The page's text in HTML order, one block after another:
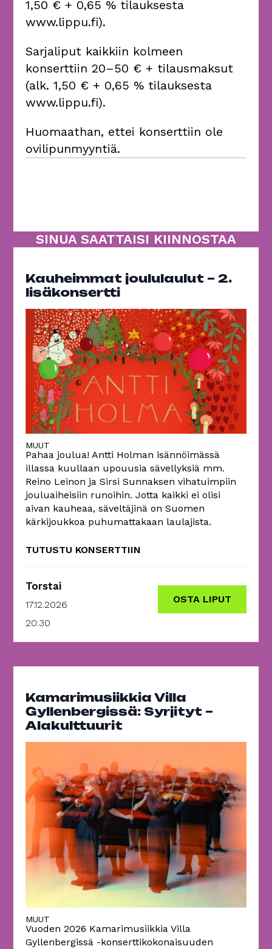
1,50 € + 0,65 % tilauksesta
www.lippu.fi).
Sarjaliput kaikkiin kolmeen
konserttiin 20–50 € + tilausmaksut
(alk. 1,50 € + 0,65 % tilauksesta
www.lippu.fi).
Huomaathan, ettei konserttiin ole
ovilipunmyyntiä.
SINUA SAATTAISI KIINNOSTAA
Kauheimmat joululaulut – 2.
lisäkonsertti
MUUT
Pahaa joulua! Antti Holman isännöimässä
illassa kuullaan upouusia sävellyksiä mm.
Reino Leinon ja Sirsi Sunnaksen vihatuimpiin
jouluaiheisiin runoihin. Jotta kaikki ei olisi
aivan kauheaa, säveltäjinä on Suomen
kärkijoukkoa puhumattakaan laulajista.
TUTUSTU KONSERTTIIN
Torstai
17.12.2026
20:30
OSTA LIPUT
Kamarimusiikkia Villa
Gyllenbergissä: Syrjityt –
Alakulttuurit
MUUT
Vuoden 2026 Kamarimusiikkia Villa
Gyllenbergissä -konserttikokonaisuuden